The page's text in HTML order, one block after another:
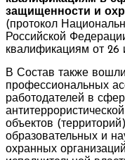
защищенности и
(протокол
Российской
квалификациям от 26
В Состав также
профессиональных
работодателей в
объектов
образовательных и
охранных